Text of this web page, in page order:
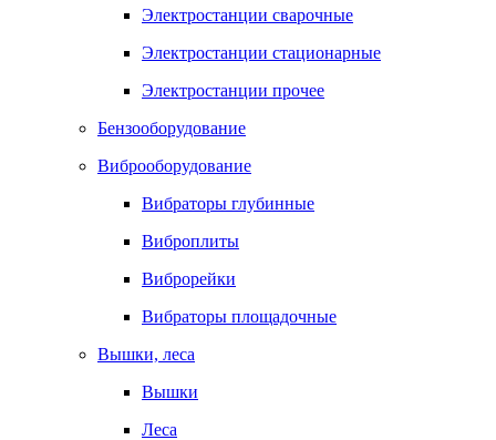
Электростанции сварочные
Электростанции стационарные
Электростанции прочее
Бензооборудование
Виброоборудование
Вибраторы глубинные
Виброплиты
Виброрейки
Вибраторы площадочные
Вышки, леса
Вышки
Леса